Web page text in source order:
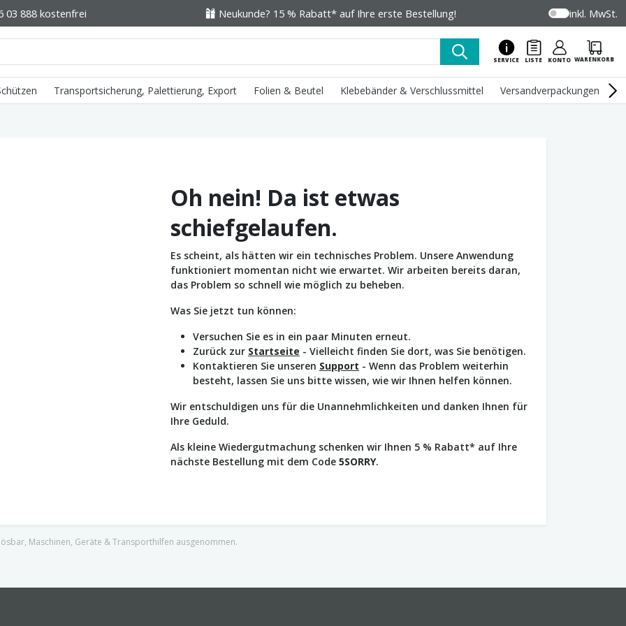
03 888 kostenfrei Neukunde? 15 % Rabatt* auf Ihre erste Bestellung! inkl. MwSt.
SERVICE LISTE KONTO WARENKORB
Transportsicherung, Palettierung, Export Folien & Beutel Klebebänder & Verschlussmittel Versandverpackungen
Oh nein! Da ist etwas
schiefgelaufen.
Es scheint, als hätten wir ein technisches Problem. Unsere Anwendung
funktioniert momentan nicht wie erwartet. Wir arbeiten bereits daran,
das Problem so schnell wie möglich zu beheben.
Was Sie jetzt tun können:
Versuchen Sie es in ein paar Minuten erneut.
Zurück zur Startseite - Vielleicht finden Sie dort, was Sie benötigen.
Kontaktieren Sie unseren Support - Wenn das Problem weiterhin
besteht, lassen Sie uns bitte wissen, wie wir Ihnen helfen können.
Wir entschuldigen uns für die Unannehmlichkeiten und danken Ihnen für
Ihre Geduld.
Als kleine Wiedergutmachung schenken wir Ihnen 5 % Rabatt* auf Ihre
nächste Bestellung mit dem Code 5SORRY.
Maschinen, Geräte & Transporthilfen ausgenommen.